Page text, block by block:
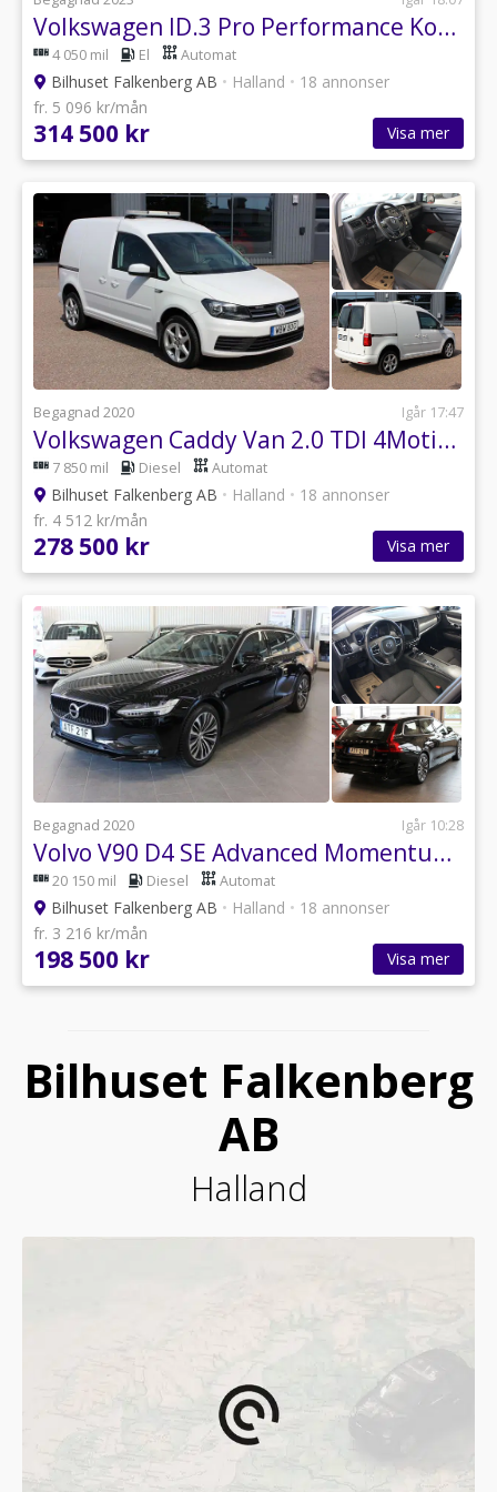
Volkswagen ID.3 Pro Performance Komfort V-Däck Cykelhållare Värmepump
4 050 mil El Automat
Bilhuset Falkenberg AB • Halland • 18 annonser
fr. 5 096 kr/mån
314 500 kr Visa mer
Begagnad 2020 Igår 17:47
Volkswagen Caddy Van 2.0 TDI 4Motion D-Värmare V-Hjul V-inredning
7 850 mil Diesel Automat
Bilhuset Falkenberg AB • Halland • 18 annonser
fr. 4 512 kr/mån
278 500 kr Visa mer
Begagnad 2020 Igår 10:28
Volvo V90 D4 SE Advanced Momentum Drag V-Hjul
20 150 mil Diesel Automat
Bilhuset Falkenberg AB • Halland • 18 annonser
fr. 3 216 kr/mån
198 500 kr Visa mer
Bilhuset Falkenberg
AB
Halland